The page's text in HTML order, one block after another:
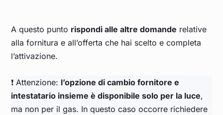
A questo punto rispondi alle altre domande relative
alla fornitura e all’offerta che hai scelto e completa
l’attivazione.
❗ Attenzione: l’opzione di cambio fornitore e
intestatario insieme è disponibile solo per la luce,
ma non per il gas. In questo caso occorre richiedere